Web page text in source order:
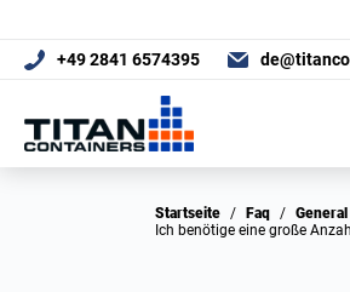
+49 2841 6574395
Startseite / Faq /
Ich benötige eine große